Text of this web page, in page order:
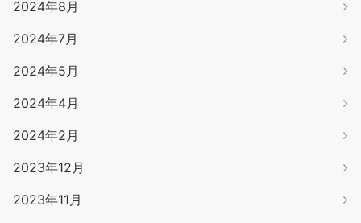
2024年8月
2024年7月
2024年5月
2024年4月
2024年2月
2023年12月
2023年11月